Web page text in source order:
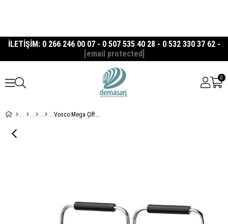
İLETİŞİM: 0 266 246 00 07 - 0 507 535 40 28 - 0 532 330 37 62 -
[email protected]
0
Vosco Mega Çift Kapak Tost Makinası 32 Dilim Endüstriyel Tost Makinesi